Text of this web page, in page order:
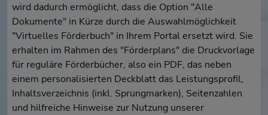
wird dadurch ermöglicht, dass die Option "Alle
Dokumente" in Kürze durch die Auswahlmöglichkeit
"Virtuelles Förderbuch" in Ihrem Portal ersetzt wird. Sie
erhalten im Rahmen des "Förderplans" die Druckvorlage
für reguläre Förderbücher, also ein PDF, das neben
einem personalisierten Deckblatt das Leistungsprofil,
Inhaltsverzeichnis (inkl. Sprungmarken), Seitenzahlen
und hilfreiche Hinweise zur Nutzung unserer